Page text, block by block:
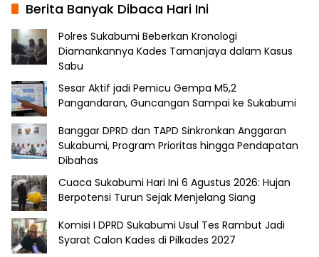
Berita Banyak Dibaca Hari Ini
Polres Sukabumi Beberkan Kronologi
Diamankannya Kades Tamanjaya dalam Kasus
Sabu
Sesar Aktif jadi Pemicu Gempa M5,2
Pangandaran, Guncangan Sampai ke Sukabumi
Banggar DPRD dan TAPD Sinkronkan Anggaran
Sukabumi, Program Prioritas hingga Pendapatan
Dibahas
Cuaca Sukabumi Hari Ini 6 Agustus 2026: Hujan
Berpotensi Turun Sejak Menjelang Siang
Komisi I DPRD Sukabumi Usul Tes Rambut Jadi
Syarat Calon Kades di Pilkades 2027